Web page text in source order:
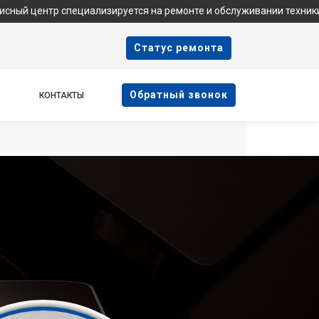
на ремонте и обслуживании техники
Cтатус ремонта
КОНТАКТЫ Oбратный звонок